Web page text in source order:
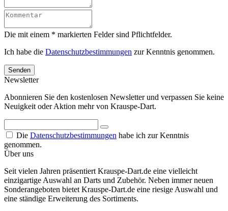
Die mit einem * markierten Felder sind Pflichtfelder.
Ich habe die Datenschutzbestimmungen zur Kenntnis genommen.
Senden
Newsletter
Abonnieren Sie den kostenlosen Newsletter und verpassen Sie keine
Neuigkeit oder Aktion mehr von Krauspe-Dart.
Die Datenschutzbestimmungen habe ich zur Kenntnis
genommen.
Über uns
Seit vielen Jahren präsentiert Krauspe-Dart.de eine vielleicht
einzigartige Auswahl an Darts und Zubehör. Neben immer neuen
Sonderangeboten bietet Krauspe-Dart.de eine riesige Auswahl und
eine ständige Erweiterung des Sortiments.